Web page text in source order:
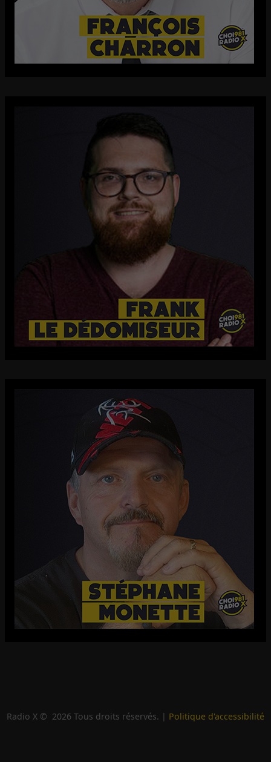
Radio X © 2026 Tous droits réservés. | Politique d'accessibilité